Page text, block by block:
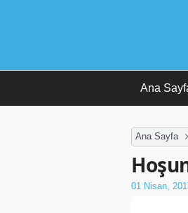
Ana
Ana Sayfa
01 Nisan,